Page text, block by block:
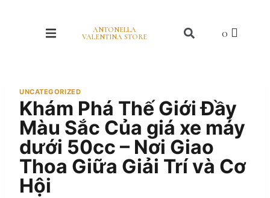
ANTONELLA
VALENTINA STORE
UNCATEGORIZED
Khám Phá Thế Giới Đầy
Màu Sắc Của giá xe máy
dưới 50cc – Nơi Giao
Thoa Giữa Giải Trí và Cơ
Hội